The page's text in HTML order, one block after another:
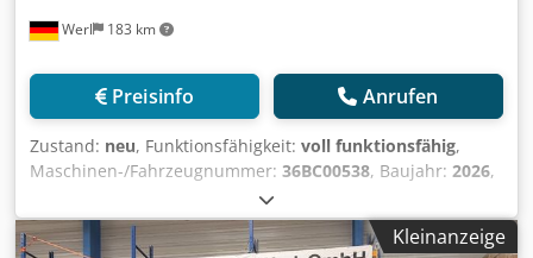
Werl 183 km
Preisinfo Anrufen
Zustand: neu, Funktionsfähigkeit: voll funktionsfähig,
Maschinen-/Fahrzeugnummer: 36BC00538, Baujahr: 2026,
, Hubhöhe:5.500 mm
mm, Masttyp:Triplex, Bauhöhe:2.200 mm, Gabellänge:
1.150 mm , Antriebsart:Lithium-Ionen, Elektro 3 Rad-
Kleinanzeige